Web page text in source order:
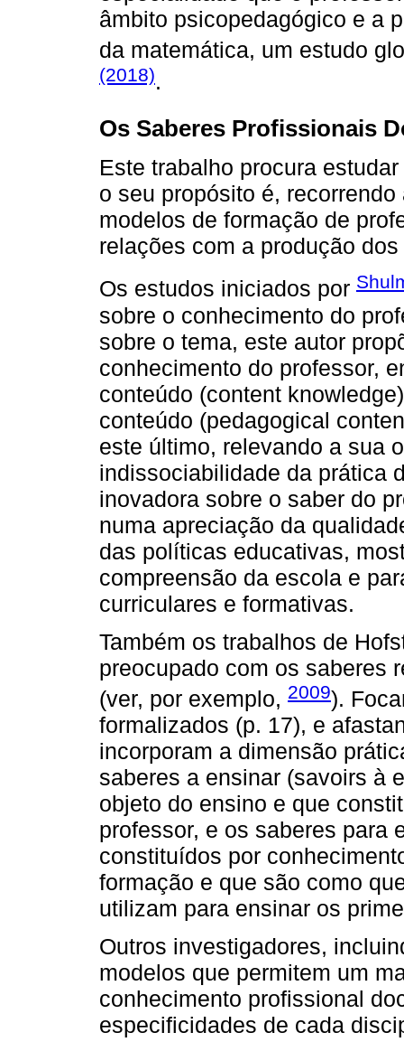
âmbito psicopedagógico e a
da matemática, um estudo
(2018).
Os Saberes Profissionais
Este trabalho procura
o seu propósito é,
modelos de formação de
relações com a produção
Os estudos iniciados por
sobre o conhecimento do
sobre o tema, este autor
conhecimento do professor,
conteúdo (content
conteúdo (pedagogical
este último, relevando a sua
indissociabilidade da prática
inovadora sobre o saber do
numa apreciação da
das políticas educativas,
compreensão da escola e
curriculares e formativas.
Também os trabalhos de
preocupado com os saberes
(ver, por exemplo, 2009).
formalizados (p. 17), e
incorporam a dimensão
saberes a ensinar (savoirs à
objeto do ensino e que
professor, e os saberes para
constituídos por
formação e que são como
utilizam para ensinar os
Outros investigadores,
modelos que permitem um
conhecimento profissional
especificidades de cada